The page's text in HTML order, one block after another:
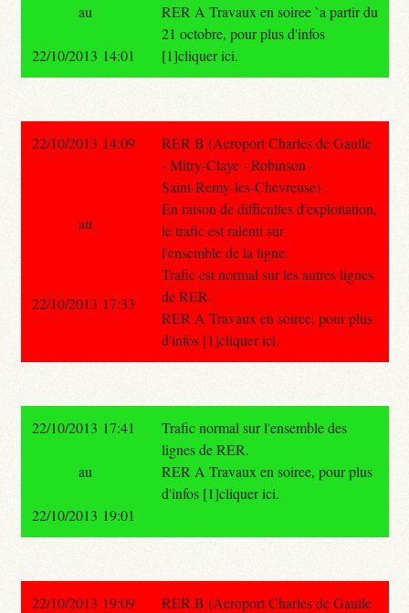
RER A Travaux en soiree `a partir du
21 octobre, pour plus d'infos
[1]cliquer ici.
au
22/10/2013 14:01
22/10/2013 14:09
RER B (Aeroport Charles de Gaulle
- Mitry-Claye - Robinson -
Saint-Remy-les-Chevreuse) :
En raison de difficultes d'exploitation,
le trafic est ralenti sur
l'ensemble de la ligne.
Trafic est normal sur les autres lignes
de RER.
RER A Travaux en soiree, pour plus
d'infos [1]cliquer ici.
au
22/10/2013 17:33
22/10/2013 17:41
Trafic normal sur l'ensemble des
lignes de RER.
RER A Travaux en soiree, pour plus
d'infos [1]cliquer ici.
au
22/10/2013 19:01
22/10/2013 19:09
RER B (Aeroport Charles de Gaulle